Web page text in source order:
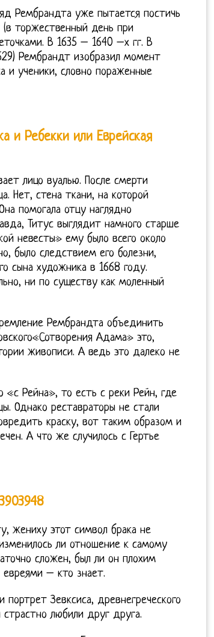
Рембрандта уже пытается постичь
торжественный день при
В 1635 – 1640 –х гг. В
Рембрандт изобразил момент
и ученики, словно пораженные
и Ребекки или Еврейская
лицо вуалью. После смерти
Нет, стена ткани, на которой
помогала отцу наглядно
Титус выглядит намного старше
невесты» ему было всего около
было следствием его болезни,
сына художника в 1668 году.
ни по существу как моленный
Рембрандта объединить
Адама» это,
живописи. А ведь это далеко не
Рейна», то есть с реки Рейн, где
Однако реставраторы не стали
краску, вот таким образом и
А что же случилось с Гертье
жениху этот символ брака не
ли отношение к самому
сложен, был ли он плохим
– кто знает.
Зевксиса, древнегреческого
любили друг друга.